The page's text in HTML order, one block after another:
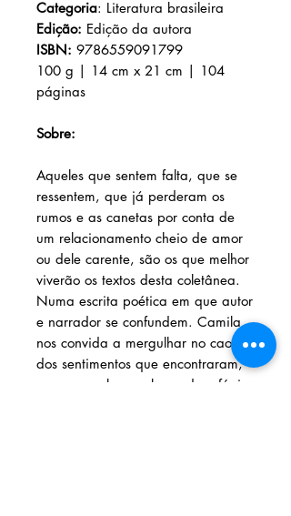
Categoria: Literatura brasileira
Edição: Edição da autora
ISBN: 9786559091799
100 g | 14 cm x 21 cm | 104
páginas
Sobre:
Aqueles que sentem falta, que se
ressentem, que já perderam os
rumos e as canetas por conta de
um relacionamento cheio de amor
ou dele carente, são os que melhor
viverão os textos desta coletânea.
Numa escrita poética em que autor
e narrador se confundem. Camila
nos convida a mergulhar no caos
dos sentimentos que encontraram,
em suas palavras, lugar de refúgio.